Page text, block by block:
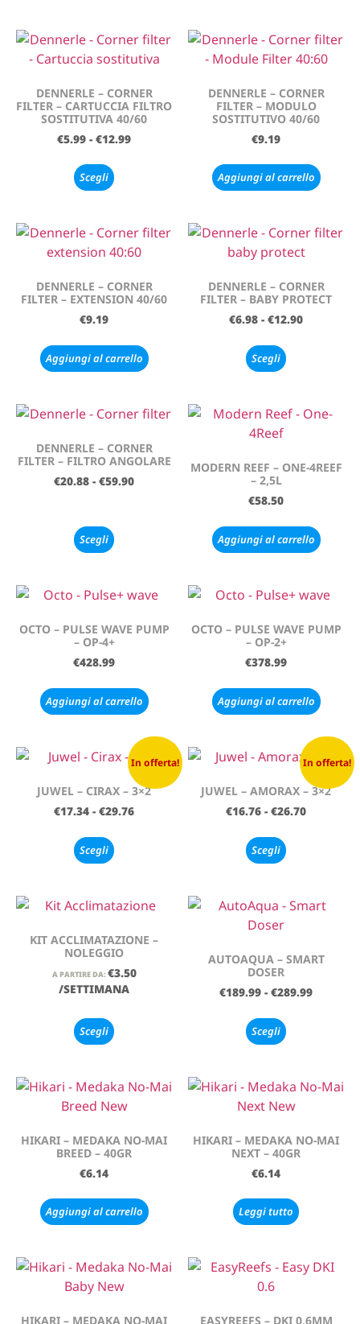
DENNERLE – CORNER
FILTER – CARTUCCIA FILTRO
SOSTITUTIVA 40/60
€5.99 - €12.99
Scegli
DENNERLE – CORNER
FILTER – MODULO
SOSTITUTIVO 40/60
€9.19
Aggiungi al carrello
DENNERLE – CORNER
FILTER – EXTENSION 40/60
€9.19
Aggiungi al carrello
DENNERLE – CORNER
FILTER – BABY PROTECT
€6.98 - €12.90
Scegli
DENNERLE – CORNER
FILTER – FILTRO ANGOLARE
€20.88 - €59.90
Scegli
MODERN REEF – ONE-4REEF
– 2,5L
€58.50
Aggiungi al carrello
OCTO – PULSE WAVE PUMP
– OP-4+
€428.99
Aggiungi al carrello
OCTO – PULSE WAVE PUMP
– OP-2+
€378.99
Aggiungi al carrello
In offerta!
JUWEL – CIRAX – 3×2
€17.34 - €29.76
Scegli
In offerta!
JUWEL – AMORAX – 3×2
€16.76 - €26.70
Scegli
KIT ACCLIMATAZIONE –
NOLEGGIO
A PARTIRE DA: €3.50
/SETTIMANA
Scegli
AUTOAQUA – SMART
DOSER
€189.99 - €289.99
Scegli
HIKARI – MEDAKA NO-MAI
BREED – 40GR
€6.14
Aggiungi al carrello
HIKARI – MEDAKA NO-MAI
NEXT – 40GR
€6.14
Leggi tutto
HIKARI – MEDAKA NO-MAI EASYREEFS – DKI 0,6MM